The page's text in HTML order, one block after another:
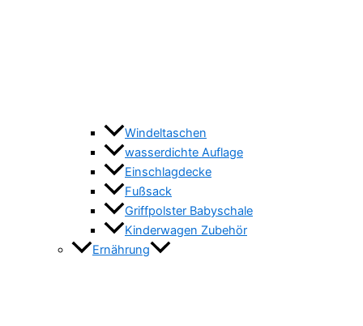
Windeltaschen
wasserdichte Auflage
Einschlagdecke
Fußsack
Griffpolster Babyschale
Kinderwagen Zubehör
Ernährung